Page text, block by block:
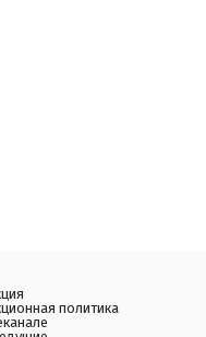
политика